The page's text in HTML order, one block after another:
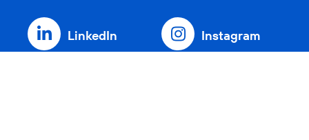
LinkedIn Instagram